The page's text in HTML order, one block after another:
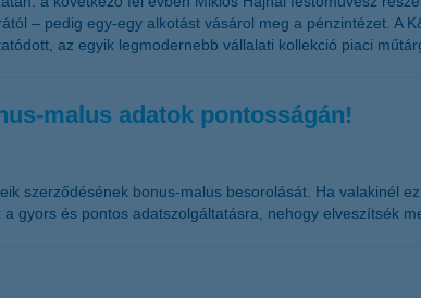
– pedig egy-egy alkotást vásárol meg a pénzintézet. A
az egyik legmodernebb vállalati kollekció piaci
malus adatok pontosságán!
szerződésének bonus-malus besorolását. Ha valakinél
és pontos adatszolgáltatásra, nehogy elveszítsék